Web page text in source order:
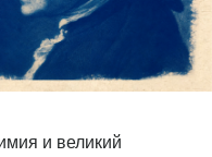
и великий